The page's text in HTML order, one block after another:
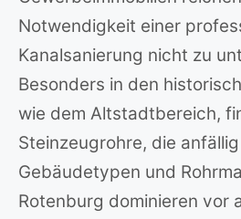
Notwendigkeit einer
Kanalsanierung nicht zu
Besonders in den
wie dem Altstadtbereich,
Steinzeugrohre, die
Gebäudetypen und
Rotenburg dominieren vor